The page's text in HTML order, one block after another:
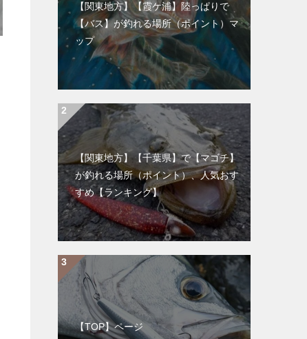
【関東地方】【霞ケ浦】陸っぱりで
【バス】が釣れる場所（ポイント）マ
ップ
【関東地方】【千葉県】で【マゴチ】
が釣れる場所（ポイント）、人気おす
すめ【ランキング】
【TOP】ページ